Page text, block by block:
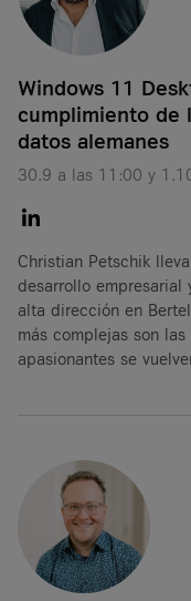
Windows 11
cumplimiento de
datos alemanes
30.9 a las 11:00 y
Christian Petschik
desarrollo empresarial
alta dirección en
más complejas son
apasionantes se